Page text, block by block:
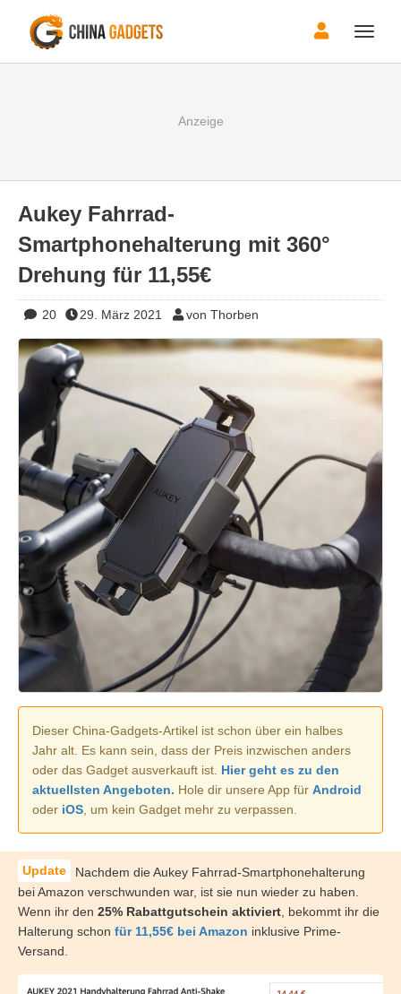
Toggle
Aukey Fahrrad-
Smartphonehalterung mit 360°
Drehung für 11,55€
20 29. März 2021 von Thorben
Dieser China-Gadgets-Artikel ist schon über ein halbes
Jahr alt. Es kann sein, dass der Preis inzwischen anders
oder das Gadget ausverkauft ist. Hier geht es zu den
aktuellsten Angeboten. Hole dir unsere App für Android
oder iOS, um kein Gadget mehr zu verpassen.
Nachdem die Aukey Fahrrad-Smartphonehalterung
bei Amazon verschwunden war, ist sie nun wieder zu haben.
Wenn ihr den 25% Rabattgutschein aktiviert, bekommt ihr die
Halterung schon für 11,55€ bei Amazon inklusive Prime-
Versand.